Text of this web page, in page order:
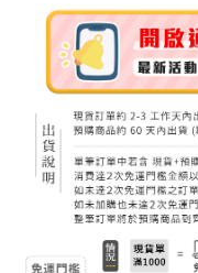
每筆NT$100，滿
離島宅配（澎湖、金門、
每筆NT$250，滿
付款後門市自取
免運費